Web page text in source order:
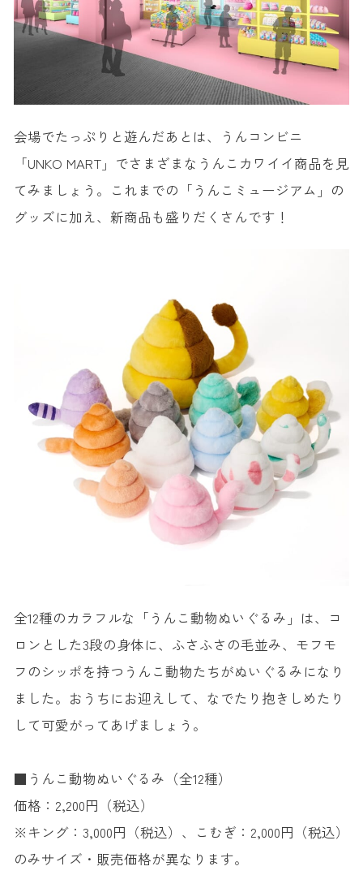
会場でたっぷりと遊んだあとは、うんコンビニ
「UNKO MART」でさまざまなうんこカワイイ商品を見
てみましょう。これまでの「うんこミュージアム」の
グッズに加え、新商品も盛りだくさんです！
全12種のカラフルな「うんこ動物ぬいぐるみ」は、コ
ロンとした3段の身体に、ふさふさの毛並み、モフモ
フのシッポを持つうんこ動物たちがぬいぐるみになり
ました。おうちにお迎えして、なでたり抱きしめたり
して可愛がってあげましょう。
■うんこ動物ぬいぐるみ（全12種）
価格：2,200円（税込）
※キング：3,000円（税込）、こむぎ：2,000円（税込）
のみサイズ・販売価格が異なります。